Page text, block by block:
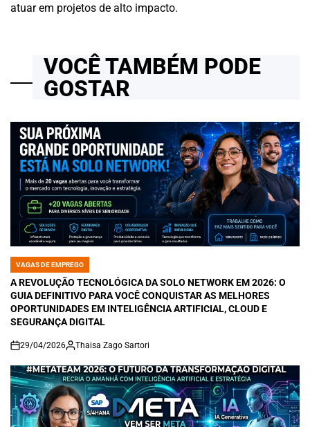
atuar em projetos de alto impacto.
VOCÊ TAMBÉM PODE
GOSTAR
POSTED
IN
VAGAS DE EMPREGO
A REVOLUÇÃO TECNOLÓGICA DA SOLO NETWORK EM 2026: O
GUIA DEFINITIVO PARA VOCÊ CONQUISTAR AS MELHORES
OPORTUNIDADES EM INTELIGÊNCIA ARTIFICIAL, CLOUD E
SEGURANÇA DIGITAL
on
29/04/2026 Thaisa Zago Sartori